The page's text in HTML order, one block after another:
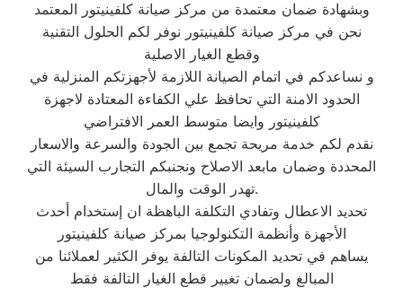
وبشهادة ضمان معتمدة من مركز صيانة كلفينيتور المعتمد
نحن في مركز صيانة كلفينيتور نوفر لكم الحلول التقنية
وقطع الغيار الاصلية
و نساعدكم في اتمام الصيانة اللازمة لأجهزتكم المنزلية في
الحدود الامنة التي تحافظ علي الكفاءة المعتادة لاجهزة
كلفينيتور وايضا متوسط العمر الافتراضي
نقدم لكم خدمة مريحة تجمع بين الجودة والسرعة والاسعار
المحددة وضمان مابعد الاصلاح ونجنبكم التجارب السيئة التي
تهدر الوقت والمال.
تحديد الاعطال وتفادي التكلفة الباهظة ان إستخدام أحدث
الأجهزة وأنظمة التكنولوجيا بمركز صيانة كلفينيتور
يساهم في تحديد المكونات التالفة يوفر الكثير لعملائنا من
المبالغ ولضمان تغيير قطع الغيار التالفة فقط